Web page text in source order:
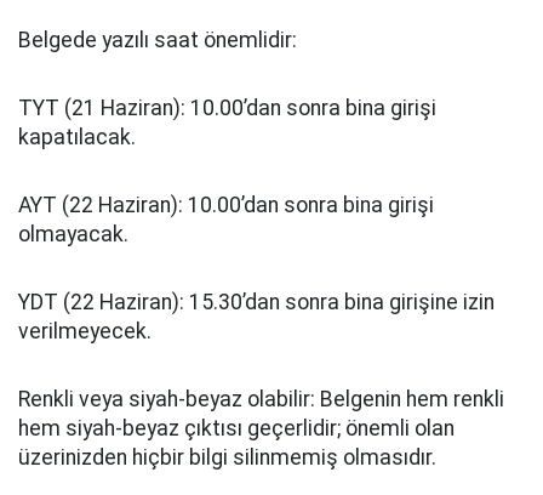
Belgede yazılı saat önemlidir:
TYT (21 Haziran): 10.00’dan sonra bina girişi
kapatılacak.
AYT (22 Haziran): 10.00’dan sonra bina girişi
olmayacak.
YDT (22 Haziran): 15.30’dan sonra bina girişine izin
verilmeyecek.
Renkli veya siyah-beyaz olabilir: Belgenin hem renkli
hem siyah‑beyaz çıktısı geçerlidir; önemli olan
üzerinizden hiçbir bilgi silinmemiş olmasıdır.